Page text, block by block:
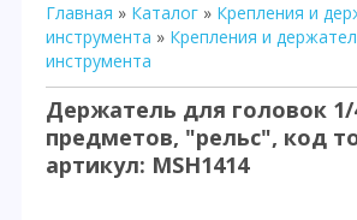
Главная » Каталог » Крепления и
инструмента » Крепления и
инструмента
Держатель для головок 1/
предметов, "рельс", код
артикул: MSH1414